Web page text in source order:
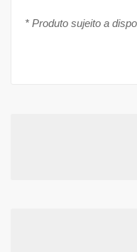
* Produto sujeito a